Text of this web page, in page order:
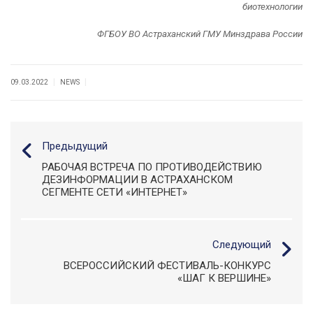
биотехнологии
ФГБОУ ВО Астраханский ГМУ Минздрава России
09.03.2022 NEWS
Предыдущий
РАБОЧАЯ ВСТРЕЧА ПО ПРОТИВОДЕЙСТВИЮ
ДЕЗИНФОРМАЦИИ В АСТРАХАНСКОМ
СЕГМЕНТЕ СЕТИ «ИНТЕРНЕТ»
Следующий
ВСЕРОССИЙСКИЙ ФЕСТИВАЛЬ-КОНКУРС
«ШАГ К ВЕРШИНЕ»